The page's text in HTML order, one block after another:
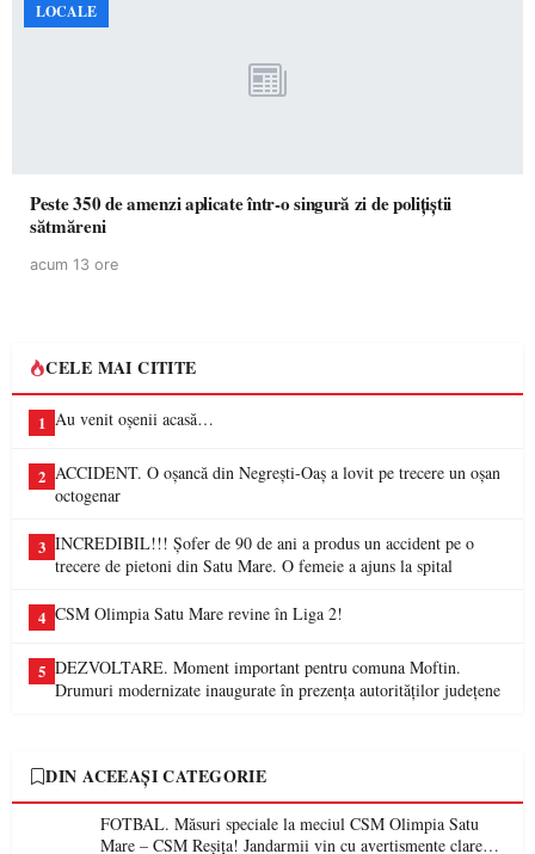
LOCALE
Peste 350 de amenzi aplicate într-o singură zi de polițiștii
sătmăreni
acum 13 ore
CELE MAI CITITE
1 Au venit oșenii acasă…
2 ACCIDENT. O oșancă din Negrești-Oaș a lovit pe trecere un oșan
octogenar
3 INCREDIBIL!!! Șofer de 90 de ani a produs un accident pe o
trecere de pietoni din Satu Mare. O femeie a ajuns la spital
4 CSM Olimpia Satu Mare revine în Liga 2!
5 DEZVOLTARE. Moment important pentru comuna Moftin.
Drumuri modernizate inaugurate în prezența autorităților județene
DIN ACEEAȘI CATEGORIE
FOTBAL. Măsuri speciale la meciul CSM Olimpia Satu
Mare – CSM Reșița! Jandarmii vin cu avertismente clare